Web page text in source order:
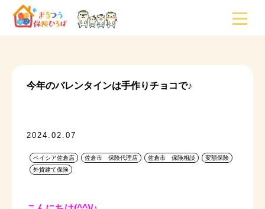
今年のバレンタインは手作りチョコで♪
2024.02.07
ベイシア佐倉店 佐倉市 保険代理店 佐倉市 保険相談
変額保険
外貨建て保険